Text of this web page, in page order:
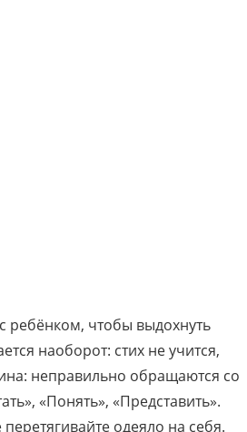
ребёнком, чтобы выдохнуть
наоборот: стих не учится,
неправильно обращаются со
«Понять», «Представить».
одеяло на себя.